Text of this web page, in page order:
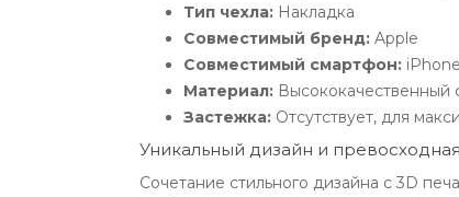
Тип чехла: Накладка
Совместимый бренд: Apple
Совместимый смартфон:
Материал: Высококачественный
Застежка: Отсутствует, для
Уникальный дизайн и
Сочетание стильного дизайна с 3D